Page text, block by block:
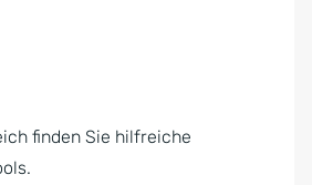
finden Sie hilfreiche